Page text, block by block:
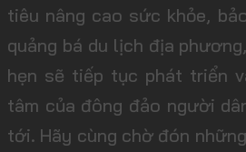
tiêu nâng cao sức khỏe,
quảng bá du lịch địa
hẹn sẽ tiếp tục phát triển
tâm của đông đảo người
tới. Hãy cùng chờ đón